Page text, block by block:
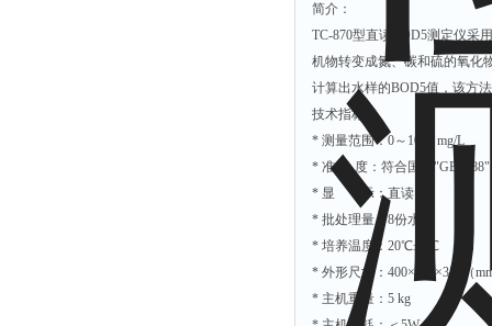
简介：
TC-870型直读BOD5测定仪采
机物转变成氮、碳和硫的氧化
计算出水样的BOD5值，该方
技术指标：
* 测量范围：0～1000 mg/L
* 准 确 度：符合国标"GB7488"
* 显 示：直读
* 批处理量：8份水样
* 培养温度：20℃±1℃
* 外形尺寸：400×270×350（
* 主机重量：5 kg